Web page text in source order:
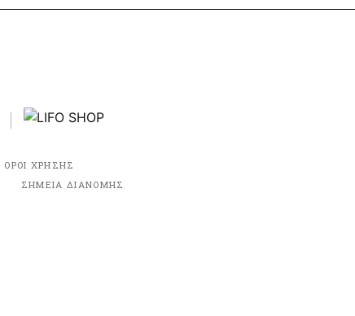
ΟΡΟΙ ΧΡΗΣΗΣ
ΣΗΜΕΙΑ ΔΙΑΝΟΜΗΣ